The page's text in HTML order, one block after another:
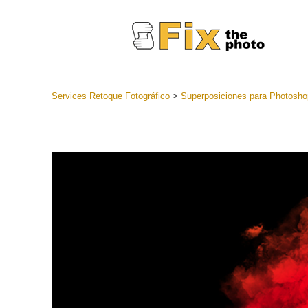
Servicios
Ajustes
mejor
Services Retoque Fotográfico> Superposiciones para